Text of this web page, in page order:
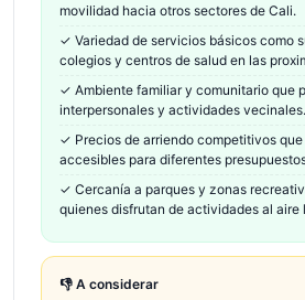
movilidad hacia otros sectores de Cali.
✓ Variedad de servicios básicos como
colegios y centros de salud en las
✓ Ambiente familiar y comunitario que
interpersonales y actividades vecinales.
✓ Precios de arriendo competitivos
accesibles para diferentes
✓ Cercanía a parques y zonas
quienes disfrutan de actividades al aire
👎 A considerar